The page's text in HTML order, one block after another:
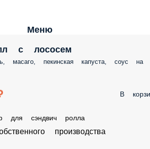
Меню
с лососем
масаго, пекинская капуста, соус на
В
для сэндвич ролла
производства